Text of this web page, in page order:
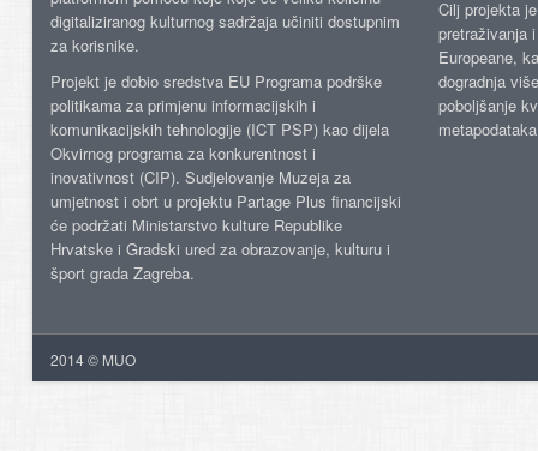
digitaliziranog kulturnog sadržaja učiniti dostupnim
za korisnike.
Projekt je dobio sredstva EU Programa podrške
politikama za primjenu informacijskih i
komunikacijskih tehnologije (ICT PSP) kao dijela
Okvirnog programa za konkurentnost i
inovativnost (CIP). Sudjelovanje Muzeja za
umjetnost i obrt u projektu Partage Plus financijski
će podržati Ministarstvo kulture Republike
Hrvatske i Gradski ured za obrazovanje, kulturu i
šport grada Zagreba.
Cilj projekta
pretraživanja
Europeane,
dogradnja
poboljšanje
2014 © MUO